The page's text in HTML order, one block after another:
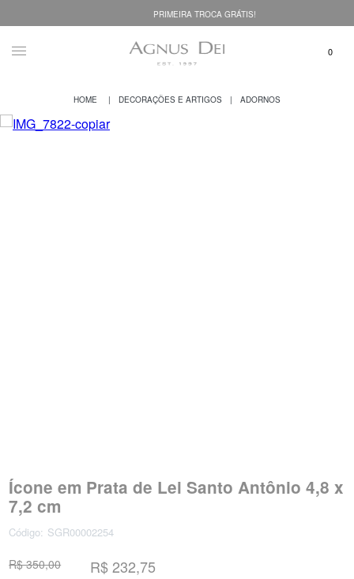
PRIMEIRA TROCA GRÁTIS!
DECORAÇÕES E ARTIGOS ADORNOS
Ícone em Prata de Lei Santo Antônio 4,8 x
7,2 cm
Código: SGR00002254
R$ 350,00 R$ 232,75